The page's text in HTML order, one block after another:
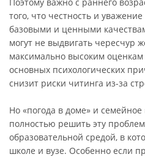
того, что честность и
базовыми и ценными
могут не выдвигать чересчур
максимально высоким
основных психологических
снизит риски читинга из-за
Но «погода в доме» и
полностью решить эту
образовательной средой, в
школе и вузе. Особенно если